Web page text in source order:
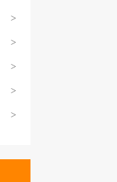
>
>
>
>
>